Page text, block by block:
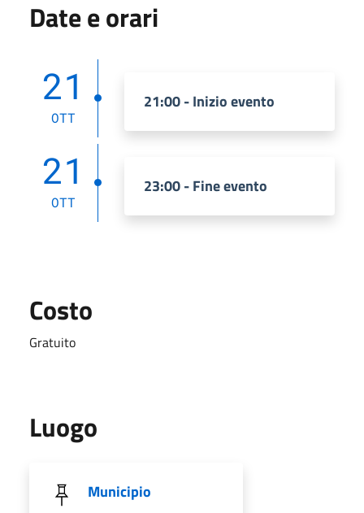
Date e orari
21
OTT
21:00 - Inizio evento
21
OTT
23:00 - Fine evento
Costo
Gratuito
Luogo
Municipio